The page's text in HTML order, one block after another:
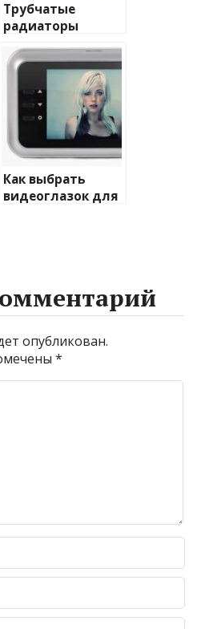
Трубчатые
радиаторы
отопления: виды
и характеристики
Как выбрать
видеоглазок для
опубликован.
*